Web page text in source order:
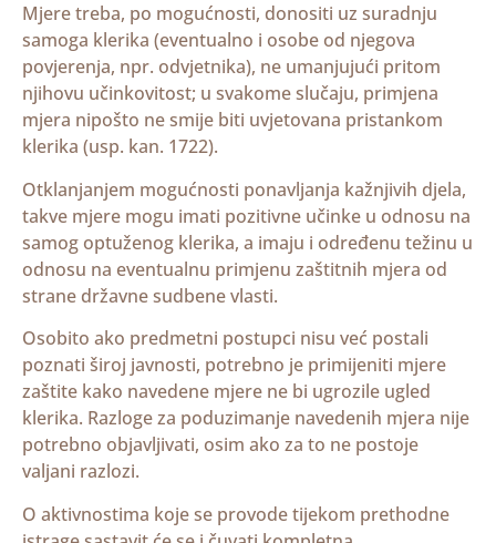
Mjere treba, po mogućnosti, donositi uz suradnju
samoga klerika (eventualno i osobe od njegova
povjerenja, npr. odvjetnika), ne umanjujući pritom
njihovu učinkovitost; u svakome slučaju, primjena
mjera nipošto ne smije biti uvjetovana pristankom
klerika (usp. kan. 1722).
Otklanjanjem mogućnosti ponavljanja kažnjivih djela,
takve mjere mogu imati pozitivne učinke u odnosu na
samog optuženog klerika, a imaju i određenu težinu u
odnosu na eventualnu primjenu zaštitnih mjera od
strane državne sudbene vlasti.
Osobito ako predmetni postupci nisu već postali
poznati široj javnosti, potrebno je primijeniti mjere
zaštite kako navedene mjere ne bi ugrozile ugled
klerika. Razloge za poduzimanje navedenih mjera nije
potrebno objavljivati, osim ako za to ne postoje
valjani razlozi.
O aktivnostima koje se provode tijekom prethodne